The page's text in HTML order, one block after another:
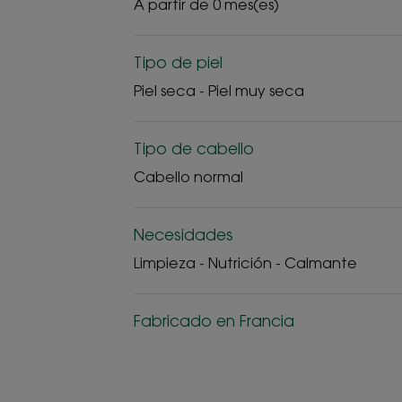
A partir de 0 mes(es)
Tipo de piel
Piel seca - Piel muy seca
Tipo de cabello
Cabello normal
Necesidades
Limpieza - Nutrición - Calmante
Fabricado en Francia